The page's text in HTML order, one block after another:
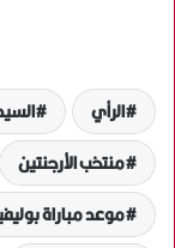
الرأي
منتخب الأرجنتين
موعد مباراة